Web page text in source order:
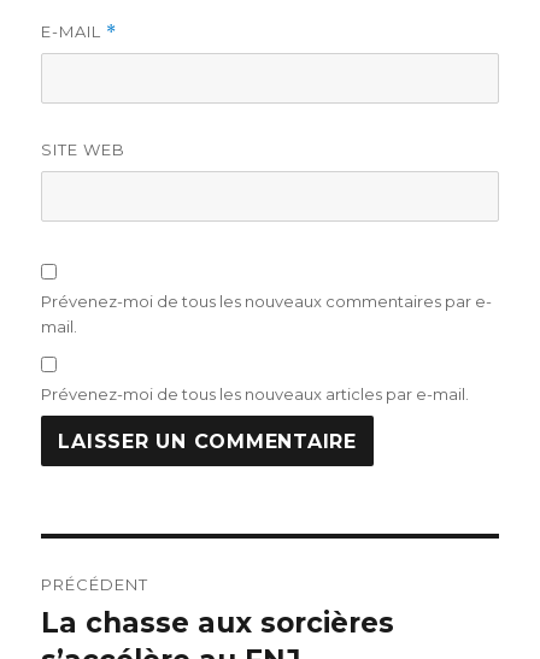
E-MAIL *
SITE WEB
Prévenez-moi de tous les nouveaux commentaires par e-
mail.
Prévenez-moi de tous les nouveaux articles par e-mail.
de
PRÉCÉDENT
Publication
La chasse aux sorcières